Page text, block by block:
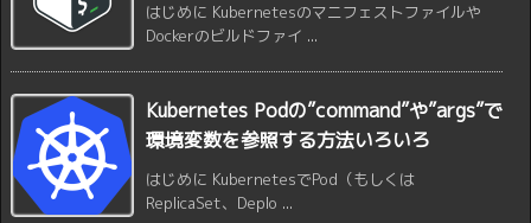
はじめに Kubernetesのマニフェストファイルや
Dockerのビルドファイ ...
Kubernetes Podの”command”や”args”で
環境変数を参照する方法いろいろ
はじめに KubernetesでPod（もしくは
ReplicaSet、Deplo ...